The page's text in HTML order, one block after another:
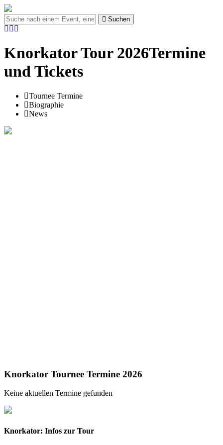
Suchen
Knorkator Tour 2026Termine
und Tickets
Tournee Termine
Biographie
News
Knorkator Tournee Termine 2026
Keine aktuellen Termine gefunden
Knorkator: Infos zur Tour